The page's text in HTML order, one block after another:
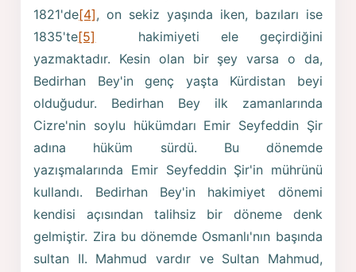
1821'de[4], on sekiz yaşında iken, bazıları ise
1835'te[5]
hakimiyeti ele geçirdiğini
yazmaktadır. Kesin olan bir şey varsa o da,
Bedirhan Bey'in genç yaşta Kürdistan beyi
olduğudur. Bedirhan Bey ilk zamanlarında
Cizre'nin soylu hükümdarı Emir Seyfeddin Şir
adına hüküm sürdü. Bu dönemde
yazışmalarında Emir Seyfeddin Şir'in mührünü
kullandı. Bedirhan Bey'in hakimiyet dönemi
kendisi açısından talihsiz bir döneme denk
gelmiştir. Zira bu dönemde Osmanlı'nın başında
sultan II. Mahmud vardır ve Sultan Mahmud,